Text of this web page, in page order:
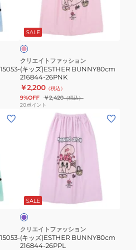
SALE
クリエイトファッション
(キッズ)ESTHER BUNNY80cm
216844-26PNK
￥2,200 （税込）
9%OFF ￥2,420（税込）
20ポイント
ズ)ESTHER
BUNNY80cm
216844-
SALE
クリエイトファッション
(キッズ)ESTHER BUNNY80cm
216844-26PPL